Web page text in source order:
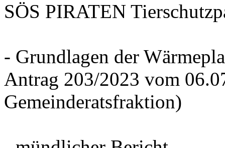
SÖS PIRATEN
- Grundlagen der
Antrag 203/2023 vom
Gemeinderatsfraktion)